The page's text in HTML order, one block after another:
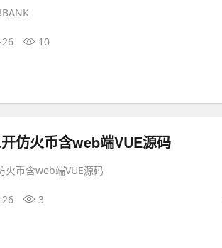
10
仿火币含web端VUE源码
火币含web端VUE源码
3